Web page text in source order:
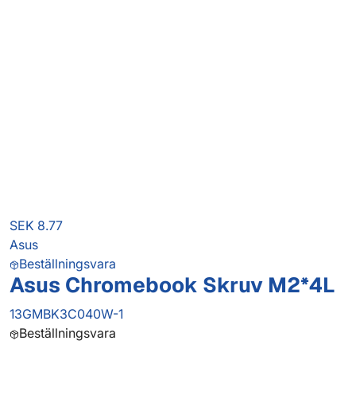
SEK 8.77
Asus
Beställningsvara
Asus Chromebook Skruv M2*4L
13GMBK3C040W-1
Beställningsvara